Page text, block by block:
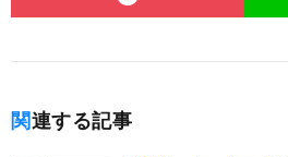
関連する記事